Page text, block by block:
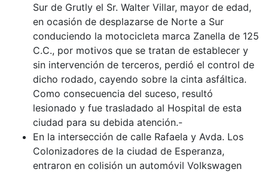
Sur de Grutly el Sr. Walter Villar, mayor de edad,
en ocasión de desplazarse de Norte a Sur
conduciendo la motocicleta marca Zanella de 125
C.C., por motivos que se tratan de establecer y
sin intervención de terceros, perdió el control de
dicho rodado, cayendo sobre la cinta asfáltica.
Como consecuencia del suceso, resultó
lesionado y fue trasladado al Hospital de esta
ciudad para su debida atención.-
En la intersección de calle Rafaela y Avda. Los
Colonizadores de la ciudad de Esperanza,
entraron en colisión un automóvil Volkswagen